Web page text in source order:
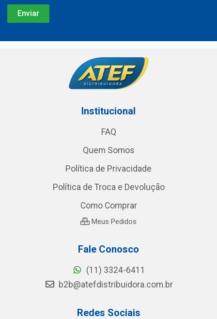
Institucional
FAQ
Quem Somos
Política de Privacidade
Política de Troca e Devolução
Como Comprar
Meus Pedidos
Fale Conosco
(11) 3324-6411
b2b@atefdistribuidora.com.br
Redes Sociais